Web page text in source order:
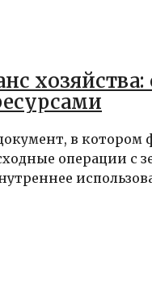
хозяйства:
в котором
операции с